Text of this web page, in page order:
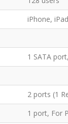
iPhone,
1 SATA
2 ports (1
1 port, For